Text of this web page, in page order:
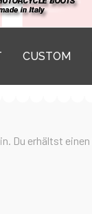
CUSTOM
Du erhältst